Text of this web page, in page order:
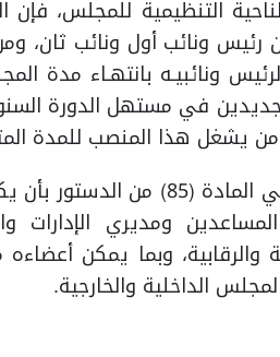
ونائب أول ونائب ثان،
ونائبيـه بانتهـاء مدة
في مستهل الدورة
يشغل هذا المنصب للمدة
كما تقضي المادة (85)
المساعدين ومديري
والرقابية، وبما يمكن
الداخلية والخارجية.